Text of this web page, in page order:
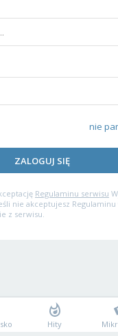
nie
ZALOGUJ SIĘ
Regulaminu serwisu
nie akceptujesz Regulaminu
z serwisu.
Hity